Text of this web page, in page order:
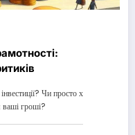
Чи просто х
ваші гроші?